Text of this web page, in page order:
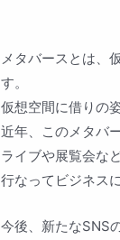
メタバースとは、
す。
仮想空間に借りの
近年、このメタバ
ライブや展覧会な
行なってビジネス
今後、新たなSNS